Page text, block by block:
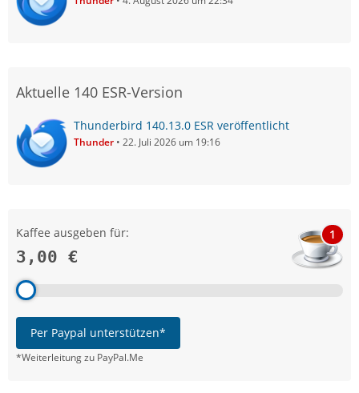
Aktuelle 140 ESR-Version
Thunderbird 140.13.0 ESR veröffentlicht
Thunder 22. Juli 2026 um 19:16
Kaffee ausgeben für:
3,00 €
1
Per Paypal unterstützen*
*Weiterleitung zu PayPal.Me